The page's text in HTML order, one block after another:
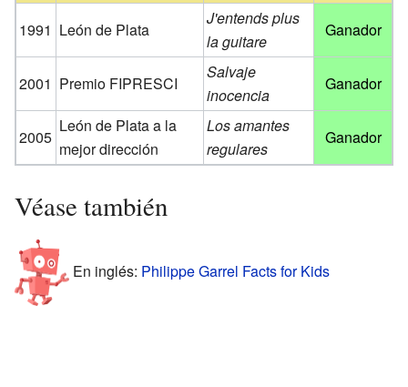
1991 León de Plata
J'entends plus
la guitare
Ganador
2001 Premio FIPRESCI
Salvaje
inocencia
Ganador
2005
León de Plata a la
mejor dirección
Los amantes
regulares
Ganador
Véase también
En inglés: Philippe Garrel Facts for Kids